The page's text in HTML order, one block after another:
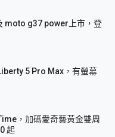
moto g37 power上市，登
5 Pro Max，有螢幕
，加碼愛奇藝黃金雙周
起